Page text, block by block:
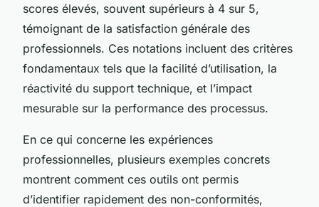
scores élevés, souvent supérieurs à 4 sur 5,
témoignant de la satisfaction générale des
professionnels. Ces notations incluent des critères
fondamentaux tels que la facilité d’utilisation, la
réactivité du support technique, et l’impact
mesurable sur la performance des processus.
En ce qui concerne les expériences
professionnelles, plusieurs exemples concrets
montrent comment ces outils ont permis
d’identifier rapidement des non-conformités,